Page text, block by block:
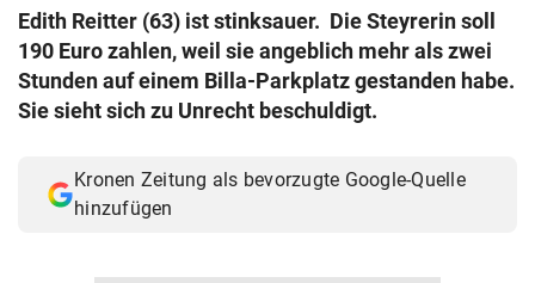
search
eingeben
Muthgasse 2, 1190 Wien
Edith Reitter (63) ist stinksauer. Die Steyrerin soll
190 Euro zahlen, weil sie angeblich mehr als zwei
Stunden auf einem Billa-Parkplatz gestanden habe.
Sie sieht sich zu Unrecht beschuldigt.
Kronen Zeitung als bevorzugte Google-Quelle
hinzufügen